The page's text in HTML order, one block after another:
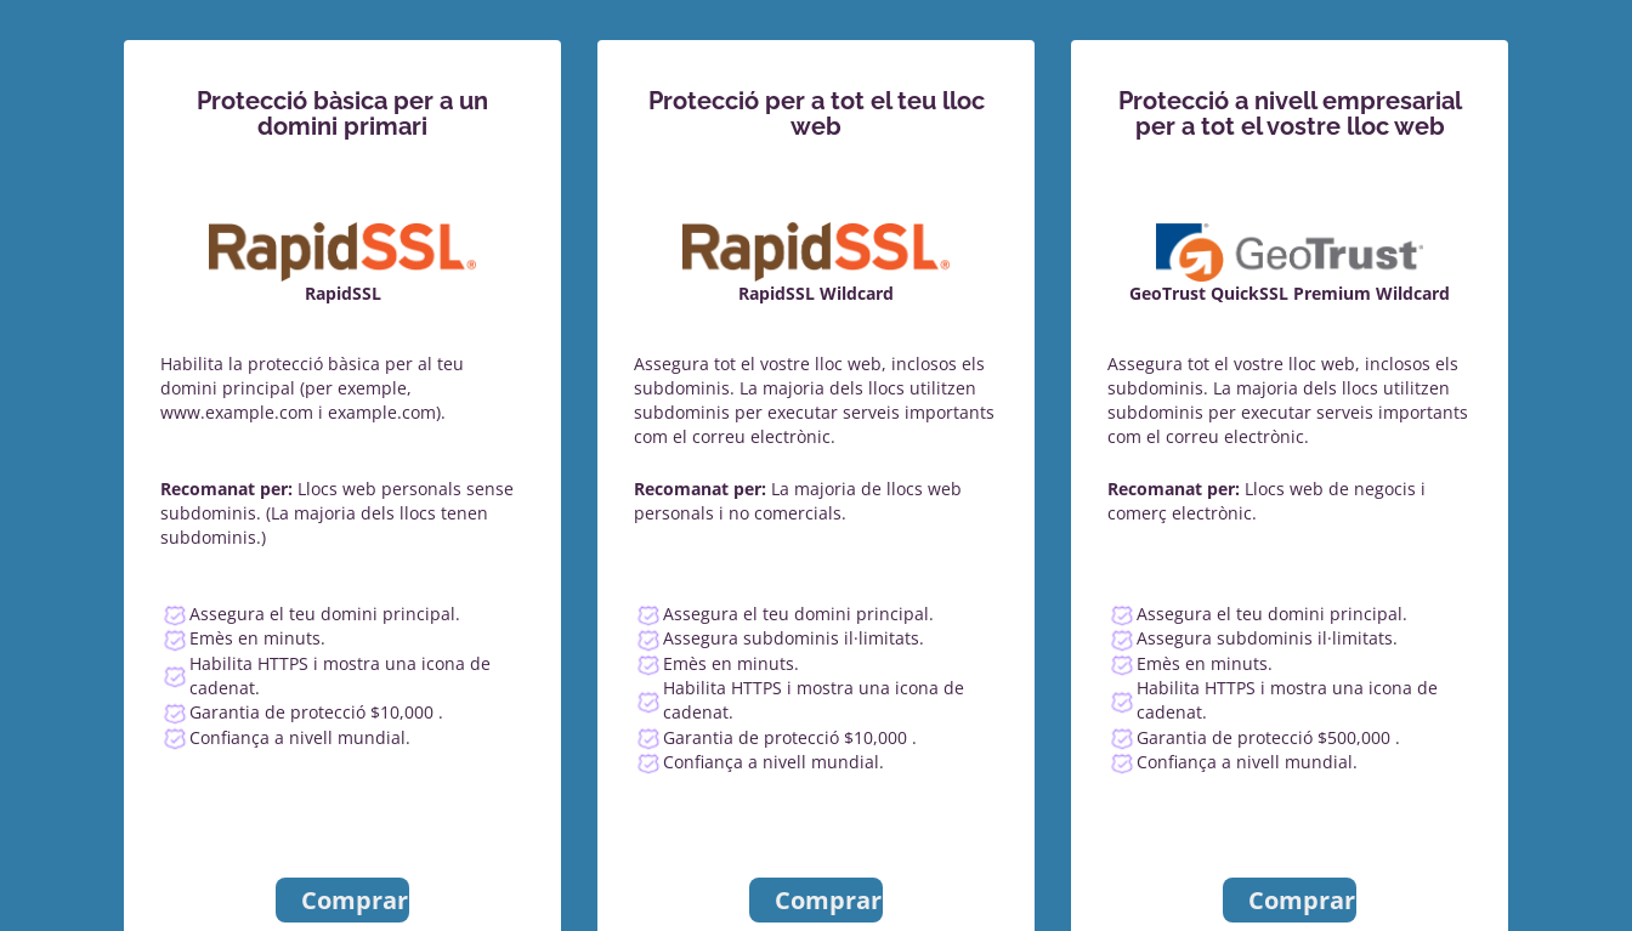
Protecció bàsica per a un
domini primari
RapidSSL
Habilita la protecció bàsica per al teu
domini principal (per exemple,
www.example.com i example.com).
Recomanat per: Llocs web personals sense
subdominis. (La majoria dels llocs tenen
subdominis.)
Assegura el teu domini principal.
Emès en minuts.
Habilita HTTPS i mostra una icona de
cadenat.
Garantia de protecció $10,000 .
Confiança a nivell mundial.
Comprar
Protecció per a tot el teu lloc
web
RapidSSL Wildcard
Assegura tot el vostre lloc web, inclosos els
subdominis. La majoria dels llocs utilitzen
subdominis per executar serveis importants
com el correu electrònic.
Recomanat per: La majoria de llocs web
personals i no comercials.
Assegura el teu domini principal.
Assegura subdominis il·limitats.
Emès en minuts.
Habilita HTTPS i mostra una icona de
cadenat.
Garantia de protecció $10,000 .
Confiança a nivell mundial.
Comprar
Protecció a nivell empresarial
per a tot el vostre lloc web
GeoTrust QuickSSL Premium Wildcard
Assegura tot el vostre lloc web, inclosos els
subdominis. La majoria dels llocs utilitzen
subdominis per executar serveis importants
com el correu electrònic.
Recomanat per: Llocs web de negocis i
comerç electrònic.
Assegura el teu domini principal.
Assegura subdominis il·limitats.
Emès en minuts.
Habilita HTTPS i mostra una icona de
cadenat.
Garantia de protecció $500,000 .
Confiança a nivell mundial.
Comprar